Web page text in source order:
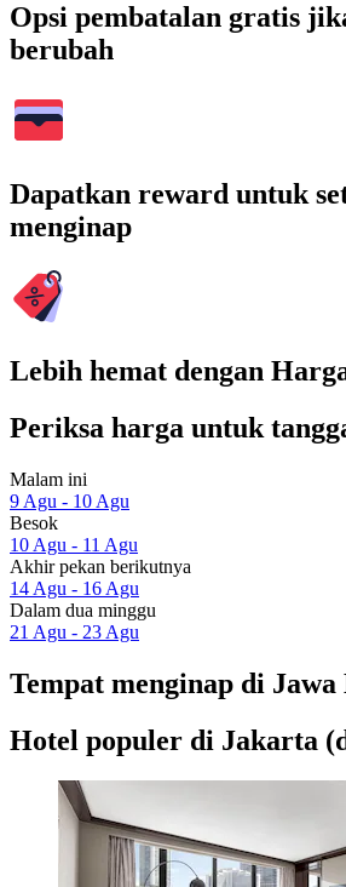
Opsi pembatalan gratis
berubah
Dapatkan reward untuk
menginap
Lebih hemat dengan
Periksa harga untuk
Malam ini
9 Agu - 10 Agu
Besok
10 Agu - 11 Agu
Akhir pekan berikutnya
14 Agu - 16 Agu
Dalam dua minggu
21 Agu - 23 Agu
Tempat menginap di Jawa
Hotel populer di Jakarta